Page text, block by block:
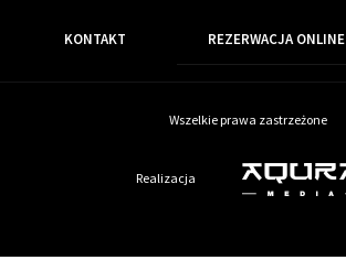
KONTAKT REZERWACJA ONLINE
Wszelkie prawa zastrzeżone
Realizacja